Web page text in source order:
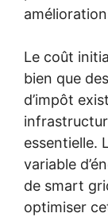
Le coût
bien que
d’impôt
essentielle.
variable
de smart
optimiser